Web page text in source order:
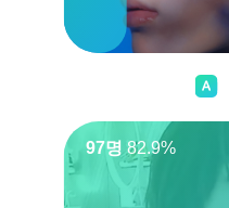
97명 82.9%